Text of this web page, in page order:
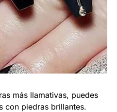
más llamativas, puedes
con piedras brillantes.